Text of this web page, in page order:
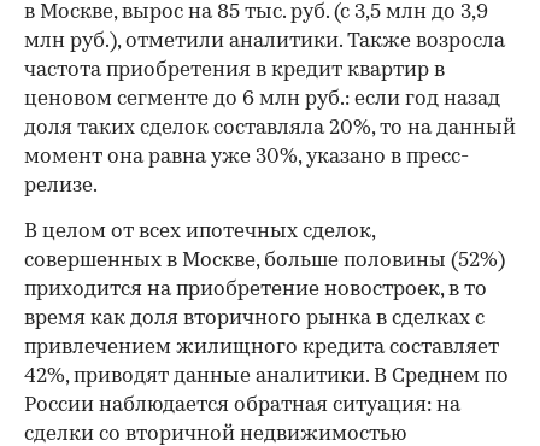
в Москве, вырос на 85 тыс. руб. (с 3,5 млн до 3,9
млн руб.), отметили аналитики. Также возросла
частота приобретения в кредит квартир в
ценовом сегменте до 6 млн руб.: если год назад
доля таких сделок составляла 20%, то на данный
момент она равна уже 30%, указано в пресс-
релизе.
В целом от всех ипотечных сделок,
совершенных в Москве, больше половины (52%)
приходится на приобретение новостроек, в то
время как доля вторичного рынка в сделках с
привлечением жилищного кредита составляет
42%, приводят данные аналитики. В Среднем по
России наблюдается обратная ситуация: на
сделки со вторичной недвижимостью